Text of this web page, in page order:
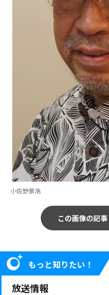
小佐野景浩
この画像の記事
もっと知りたい！
放送情報